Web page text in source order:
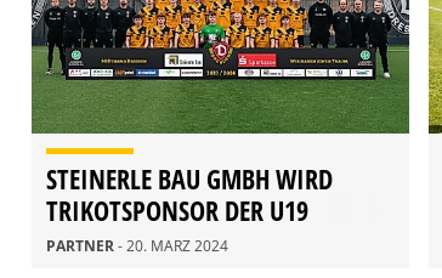
STEINERLE BAU GMBH WIRD
TRIKOTSPONSOR DER U19
PARTNER- 20. MÄRZ 2024